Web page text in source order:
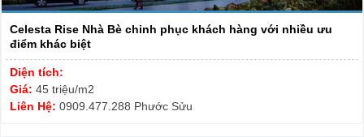
Celesta Rise Nhà Bè chinh phục khách hàng với nhiều ưu
điểm khác biệt
Diện tích:
Giá: 45 triệu/m2
Liên Hệ: 0909.477.288 Phước Sửu